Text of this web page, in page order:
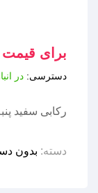
برای قیمت
دسترسی: در
رکابی سفید پنبه ۴۰
دسته: بدون